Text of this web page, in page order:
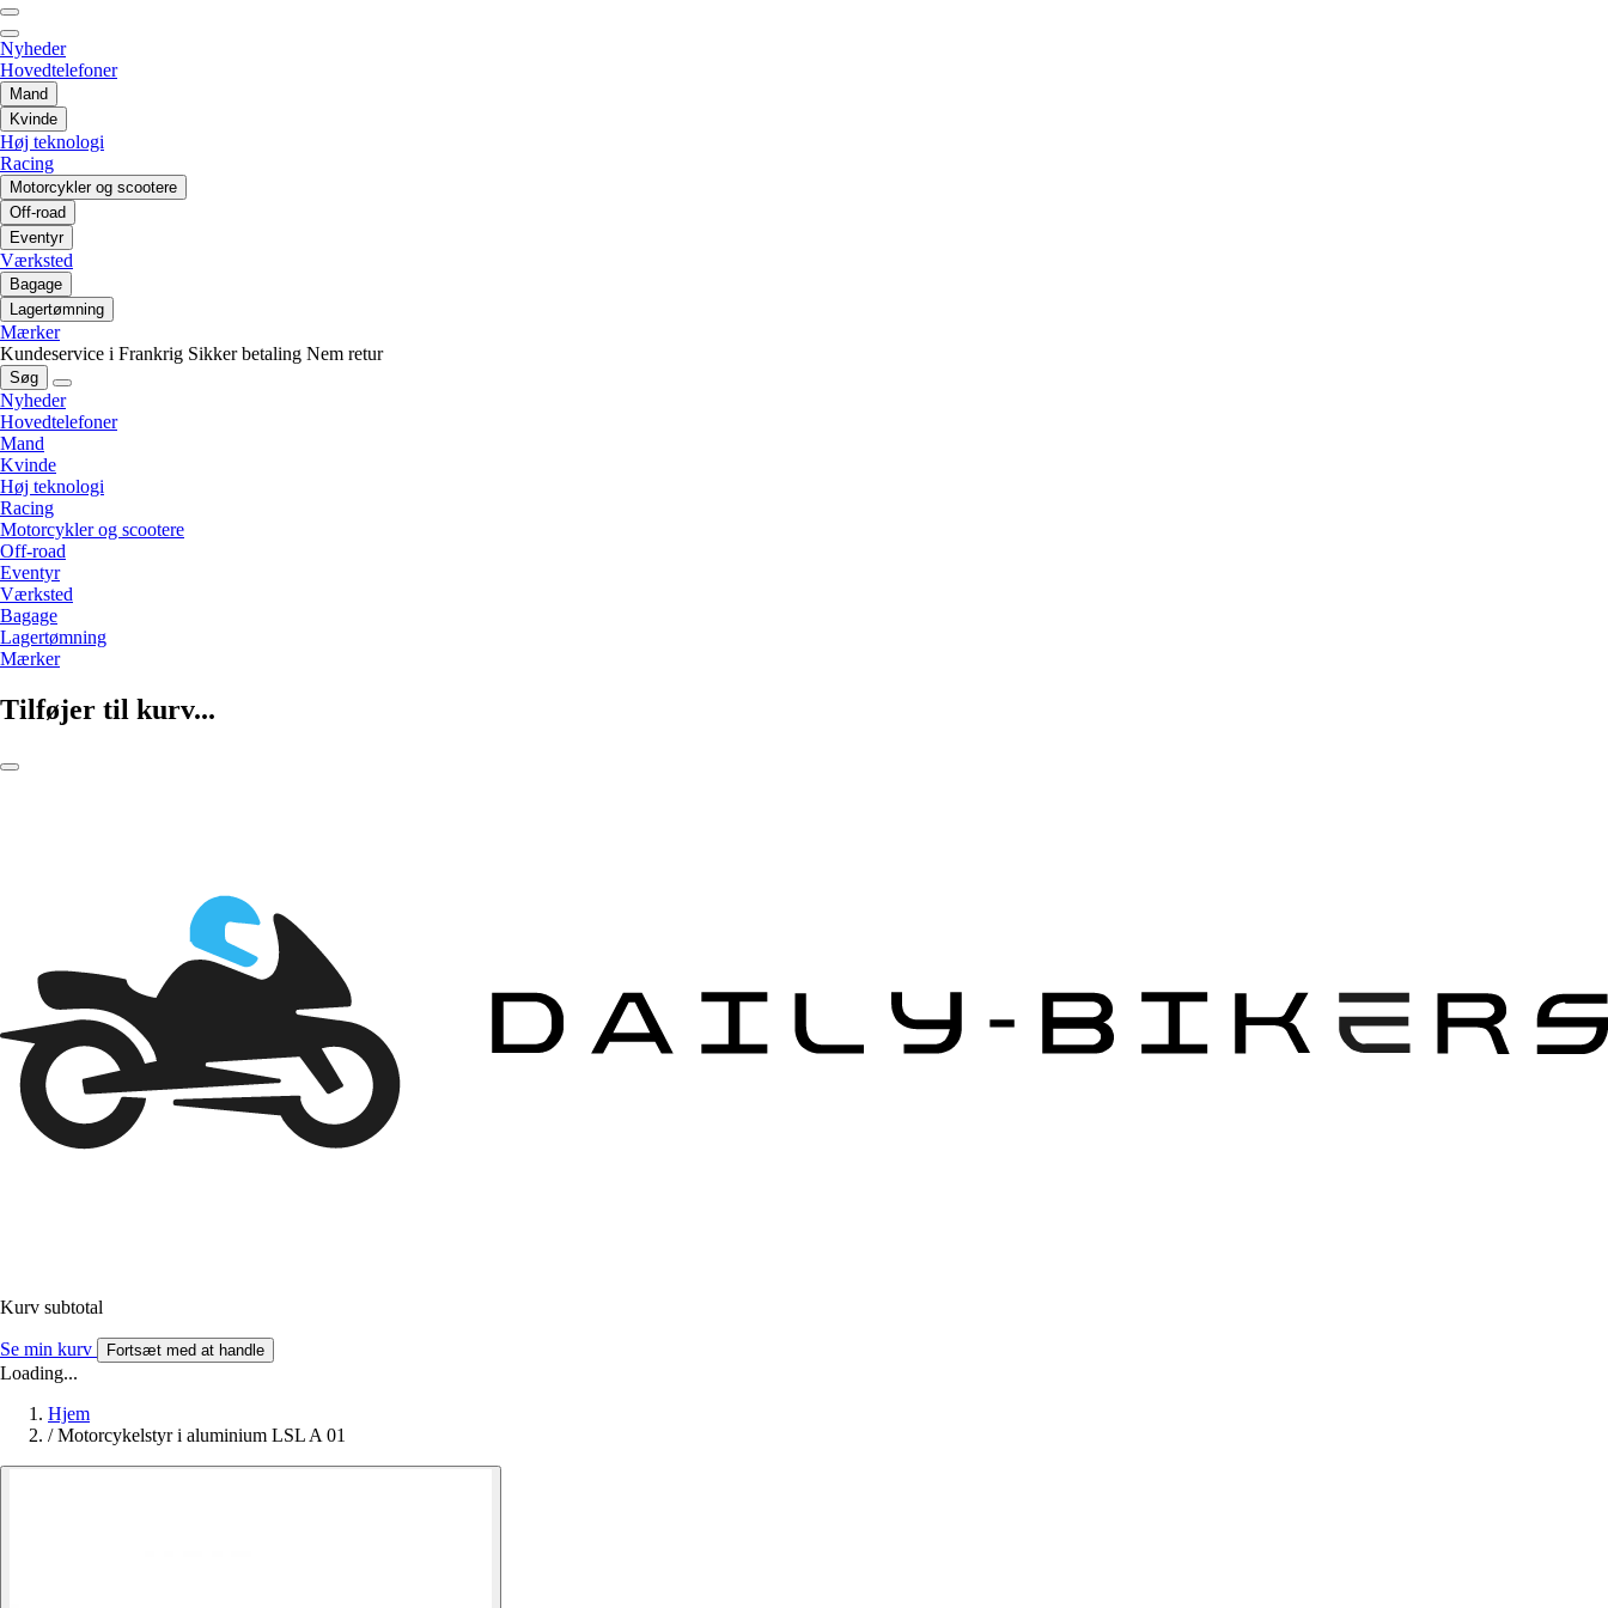
Nyheder
Hovedtelefoner
Mand
Kvinde
Høj teknologi
Racing
Motorcykler og scootere
Off-road
Eventyr
Værksted
Bagage
Lagertømning
Mærker
Kundeservice i Frankrig Sikker betaling Nem retur
Søg
Nyheder
Hovedtelefoner
Mand
Kvinde
Høj teknologi
Racing
Motorcykler og scootere
Off-road
Eventyr
Værksted
Bagage
Lagertømning
Mærker
Tilføjer til kurv...
Kurv subtotal
Se min kurv Fortsæt med at handle
Loading...
Hjem
/ Motorcykelstyr i aluminium LSL A 01